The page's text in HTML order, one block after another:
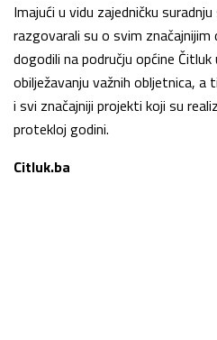
Imajući u vidu zajedničku
razgovarali su o svim značajnijim
dogodili na području općine
obilježavanju važnih obljetnica,
i svi značajniji projekti koji su
protekloj godini.
Citluk.ba